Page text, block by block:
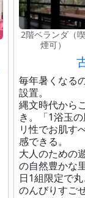
2階ベランダ（喫
煙可）
毎年暑くなる
設置。
縄文時代から
き。「1浴玉
リ性でお肌す
感できる。
大人のための
の自然豊かな
日1組限定で
のんびりすご